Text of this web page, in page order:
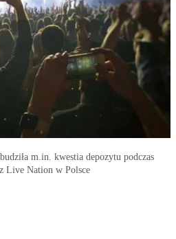
m.in. kwestia depozytu podczas
Live Nation w Polsce